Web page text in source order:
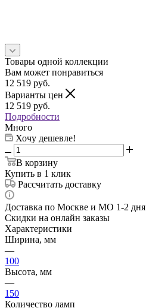
Товары одной коллекции
Вам может понравиться
12 519 руб.
Варианты цен
12 519 руб.
Подробности
Много
Хочу дешевле!
В корзину
Купить в 1 клик
Рассчитать доставку
Доставка по Москве и МО 1-2 дня
Скидки на онлайн заказы
Характеристики
Ширина, мм
—
100
Высота, мм
—
150
Количество ламп